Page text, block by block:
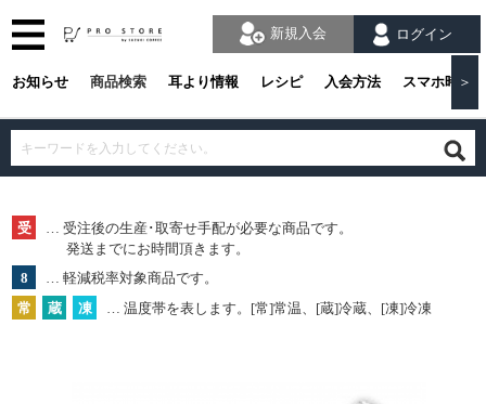
お知らせ 商品検索 耳より情報 レシピ 入会方法 スマホ時の
＞
ログイン
新規入会
受
… 受注後の生産･取寄せ手配が必要な商品です。
発送までにお時間頂きます。
8
… 軽減税率対象商品です。
常
蔵 凍 … 温度帯を表します。[常]常温、[蔵]冷蔵、[凍]冷凍